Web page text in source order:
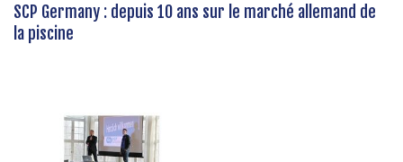
SCP Germany : depuis 10 ans sur le marché allemand de
la piscine